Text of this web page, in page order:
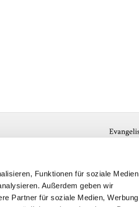
Funktionen für soziale Medien
Außerdem geben wir
Partner für soziale Medien, Werbung